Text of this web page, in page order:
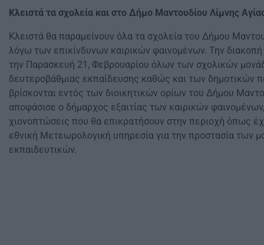
Κλειστά τα σχολεία και στο Δήμο Μαντουδίου Λίμνης
Κλειστά θα παραμείνουν όλα τα σχολεία του Δήμου
λόγω των επικίνδυνων καιρικών φαινομένων. Την
την Παρασκευή 21, Φεβρουαρίου όλων των σχολικών
δευτεροβάθμιας εκπαίδευσης καθώς και των δημοτικών
βρίσκονται εντός των διοικητικών ορίων του Δήμου
αποφάσισε ο δήμαρχος εξαιτίας των καιρικών
χιονοπτώσεις που θα επικρατήσουν στην περιοχή όπως
εθνική Μετεωρολογική υπηρεσία για την προστασία των
εκπαιδευτικών.